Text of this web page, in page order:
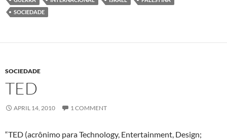
SOCIEDADE
SOCIEDADE
TED
APRIL 14, 2010 1 COMMENT
“TED (acrônimo para Technology, Entertainment, Design;